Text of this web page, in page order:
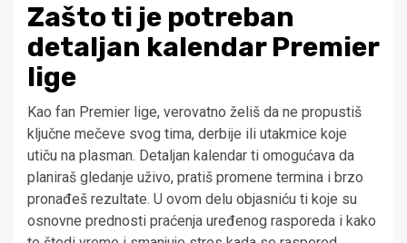
Zašto ti je potreban
detaljan kalendar Premier
lige
Kao fan Premier lige, verovatno želiš da ne propustiš
ključne mečeve svog tima, derbije ili utakmice koje
utiču na plasman. Detaljan kalendar ti omogućava da
planiraš gledanje uživo, pratiš promene termina i brzo
pronađeš rezultate. U ovom delu objasniću ti koje su
osnovne prednosti praćenja uređenog rasporeda i kako